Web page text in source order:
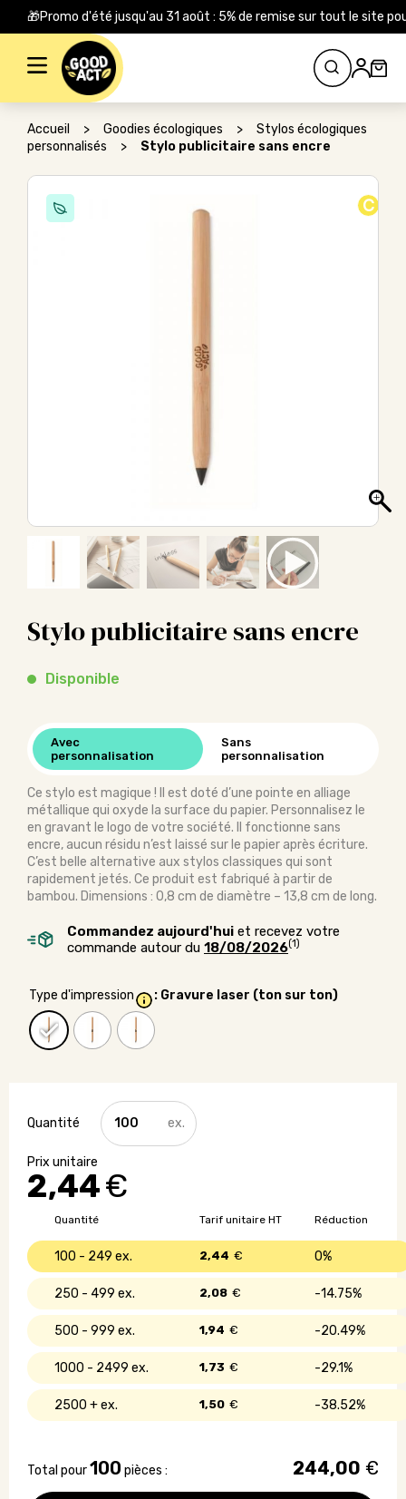
🎁Promo d'été jusqu'au 31 août : 5% de remise sur tout le site
Rechercher :
Accueil > Goodies écologiques >
Stylos écologiques
personnalisés
> Stylo publicitaire sans encre
C
Stylo publicitaire sans encre
Disponible
Avec
personnalisation
Sans
personnalisation
Ce stylo est magique ! Il est doté d’une pointe en alliage
métallique qui oxyde la surface du papier. Personnalisez le
en gravant le logo de votre société. Il fonctionne sans
encre, aucun résidu n’est laissé sur le papier après écriture.
C’est belle alternative aux stylos classiques qui sont
rapidement jetés. Ce produit est fabriqué à partir de
bambou. Dimensions : 0,8 cm de diamètre – 13,8 cm de long.
Commandez aujourd'hui et recevez votre
commande autour du 18/08/2026(1)
Type d'impression : Gravure laser (ton sur ton)
2,44€
quantité
de
Stylo
sans
encre
Quantité Réduction
Tarif unitaire HT
100 - 249 0%
2,44 €
250 - 499 14.75%
2,08 €
500 - 999 20.49%
1,94 €
1000 - 2499 29.1%
1,73 €
2500 + 38.52%
1,50 €
Total pour100 pièces : 244,00 €